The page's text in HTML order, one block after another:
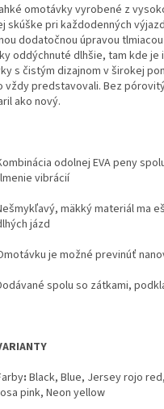
omotávky vyrobené z
skúške pri každodenných
dodatočnou úpravou
oddýchnuté dlhšie, tam kde
s čistým dizajnom v širokej
vždy predstavovali. Bez
ako nový.
odolnej EVA peny
vibrácií
mäkký materiál ma
jázd
je možné previnúť
spolu so zátkami,
: Black, Blue, Jersey rojo
pink, Neon yellow